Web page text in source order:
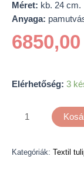
Méret: kb. 24 cm.
Anyaga:
6850,00
Elérhetőség: 3
Kategóriák: Textil